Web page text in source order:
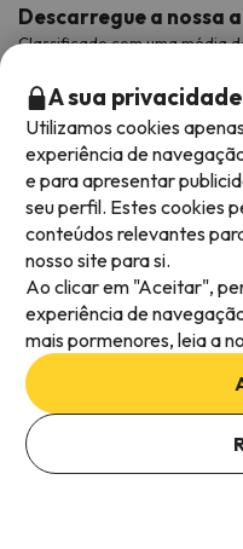
Descarregue a nossa
Classificado com uma média
Métodos de pagamento
Termos e condições gerais
Privacidade dos dados
A sua
Utilizamos cookies
experiência de
e para apresentar
seu perfil. Estes cookies
conteúdos relevantes
nosso site para si.
Ao clicar em "Aceitar",
experiência de
mais pormenores, leia a